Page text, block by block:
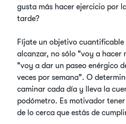
gusta más hacer ejercicio por
tarde?
Fíjate un objetivo cuantificable
alcanzar, no sólo "voy a hacer
"voy a dar un paseo enérgico
veces por semana". O
caminar cada día y lleva la
podómetro. Es motivador
de lo cerca que estás de